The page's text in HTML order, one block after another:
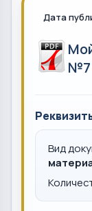
Дата
№7
Вид